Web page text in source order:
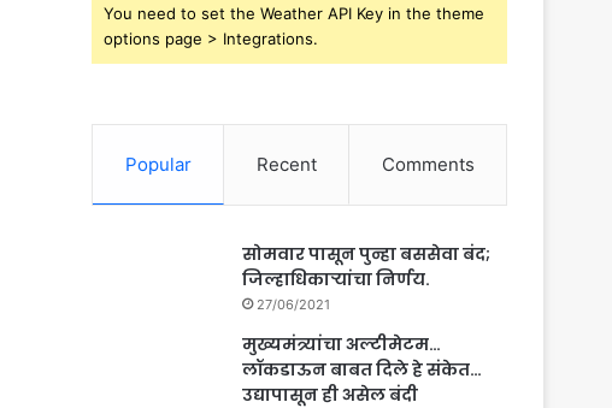
You need to set the Weather API Key in the theme
options page > Integrations.
Popular Recent Comments
सोमवार पासून पुन्हा बससेवा बंद;
जिल्हाधिकाऱ्यांचा निर्णय.
27/06/2021
मुख्यमंत्र्यांचा अल्टीमेटम…
लॉकडाऊन बाबत दिले हे संकेत…
उद्यापासून ही असेल बंदी